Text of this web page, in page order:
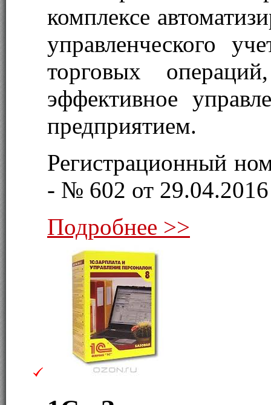
комплексе
управленческого
торговых
эффективное
предприятием.
Регистрационный
- № 602 от 29.04.2016
Подробнее >>